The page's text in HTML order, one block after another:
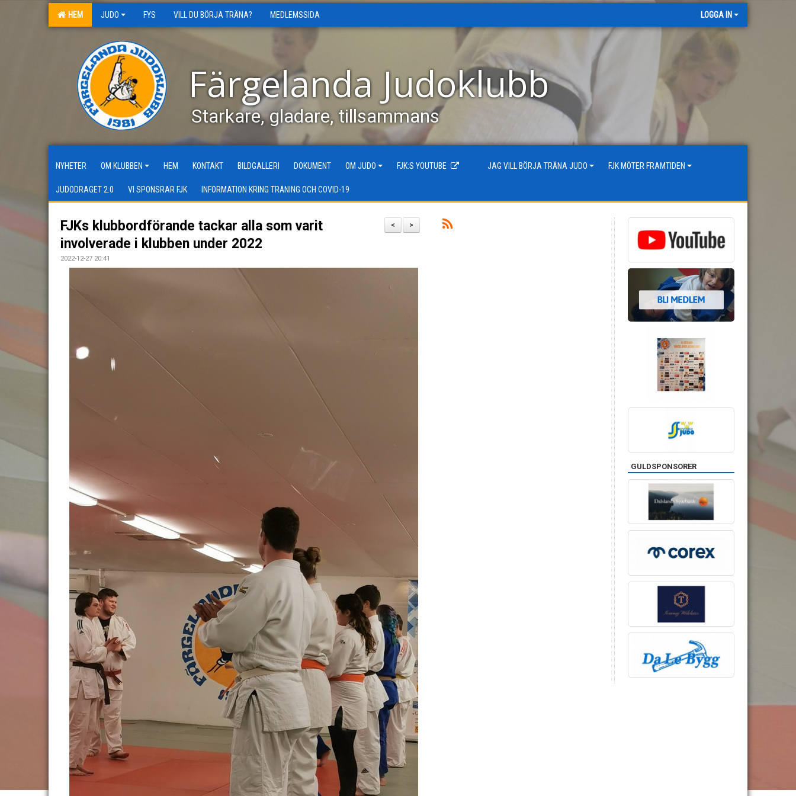
HEM JUDO FYS VILL DU BÖRJA TRÄNA? MEDLEMSSIDA LOGGA IN
Färgelanda Judoklubb
Starkare, gladare, tillsammans
NYHETER OM KLUBBEN HEM KONTAKT BILDGALLERI DOKUMENT OM JUDO FJK:S YOUTUBE JAG VILL BÖRJA TRÄNA JUDO FJK MÖTER FRAMTIDEN
JUDODRAGET 2.0 VI SPONSRAR FJK INFORMATION KRING TRÄNING OCH COVID-19
>
<
FJKs klubbordförande tackar alla som varit
involverade i klubben under 2022
2022-12-27 20:41
GULDSPONSORER